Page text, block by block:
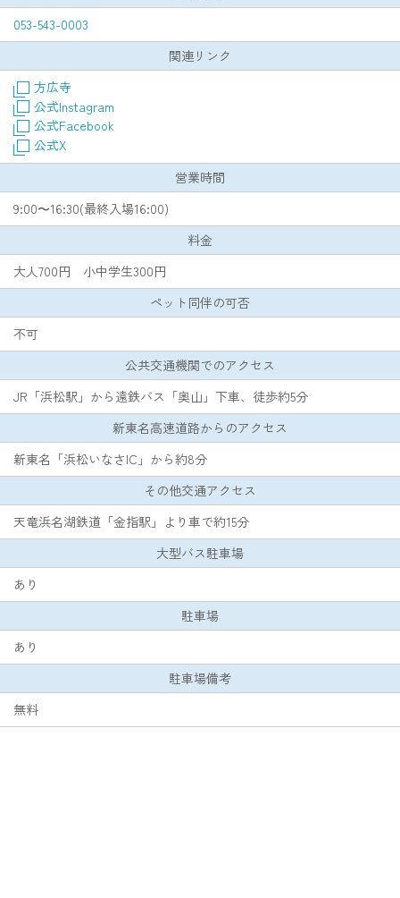
053-543-0003
関連リンク
方広寺
公式Instagram
公式Facebook
公式X
営業時間
9:00〜16:30(最終入場16:00)
料金
大人700円 小中学生300円
ペット同伴の可否
不可
公共交通機関でのアクセス
JR「浜松駅」から遠鉄バス「奥山」下車、徒歩約5分
新東名高速道路からのアクセス
新東名「浜松いなさIC」から約8分
その他交通アクセス
天竜浜名湖鉄道「金指駅」より車で約15分
大型バス駐車場
あり
駐車場
あり
駐車場備考
無料